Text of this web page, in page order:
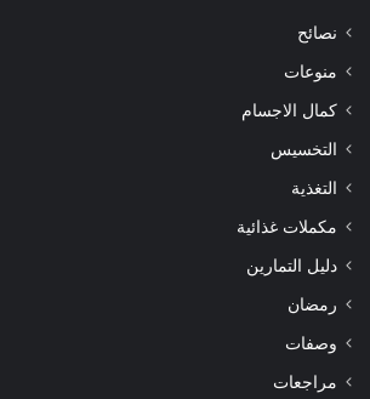
نصائح
منوعات
كمال الاجسام
التخسيس
التغذية
مكملات غذائية
دليل التمارين
رمضان
وصفات
مراجعات